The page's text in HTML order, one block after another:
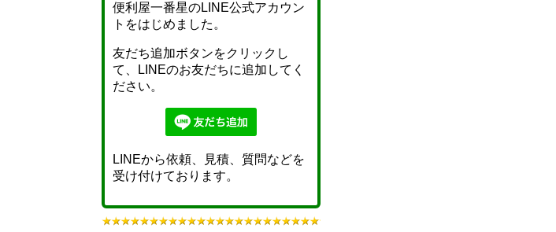
便利屋一番星のLINE公式アカウン
トをはじめました。
友だち追加ボタンをクリックし
て、LINEのお友だちに追加してく
ださい。
LINEから依頼、見積、質問などを
受け付けております。